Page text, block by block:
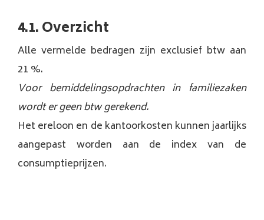
4.1. Overzicht
Alle vermelde bedragen zijn exclusief btw aan
21 %.
Voor bemiddelingsopdrachten in familiezaken
wordt er geen btw gerekend.
Het ereloon en de kantoorkosten kunnen jaarlijks
aangepast worden aan de index van de
consumptieprijzen.